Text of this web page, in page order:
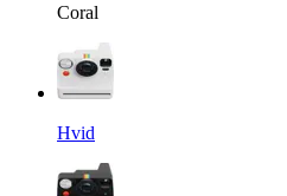
Coral
Hvid